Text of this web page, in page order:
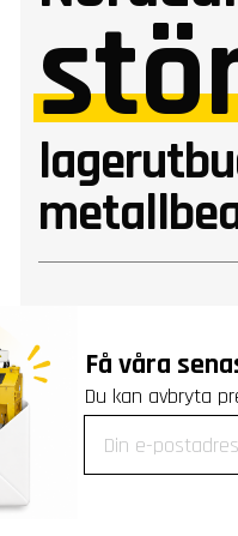
Få våra
Du kan avbryta